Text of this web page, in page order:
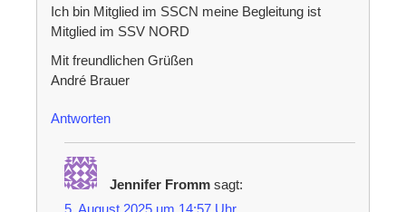
Ich bin Mitglied im SSCN meine Begleitung ist
Mitglied im SSV NORD
Mit freundlichen Grüßen
André Brauer
Antworten
Jennifer Fromm sagt:
5. August 2025 um 14:57 Uhr